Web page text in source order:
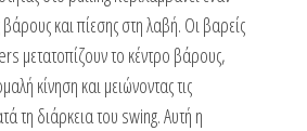
και πίεσης στη λαβή. Οι βαρείς
μετατοπίζουν το κέντρο βάρους,
κίνηση και μειώνοντας τις
τη διάρκεια του swing. Αυτή η